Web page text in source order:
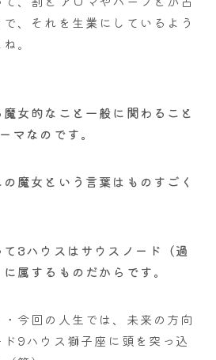
、それを生業にしているよう
。
女的なこと一般に関わること
マなのです。
魔女という言葉はものすごく
3ハウスはサウスノード（過
属するものだからです。
今回の人生では、未来の方向
9ハウス獅子座に頭を突っ込